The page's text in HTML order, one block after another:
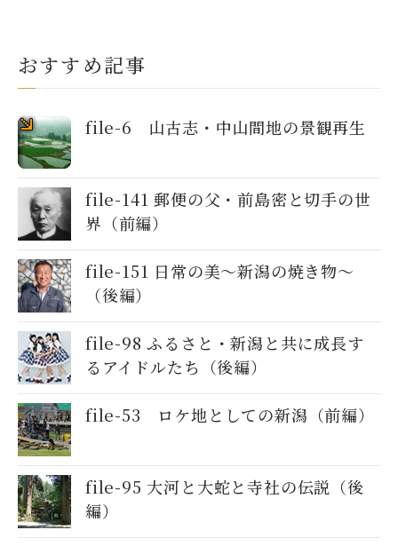
おすすめ記事
file-6 山古志・中山間地の景観再生
file-141 郵便の父・前島密と切手の世
界（前編）
file-151 日常の美～新潟の焼き物〜
（後編）
file-98 ふるさと・新潟と共に成長す
るアイドルたち（後編）
file-53 ロケ地としての新潟（前編）
file-95 大河と大蛇と寺社の伝説（後
編）